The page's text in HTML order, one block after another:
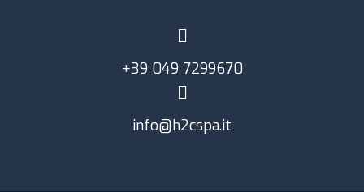
+39 049 7299670
info@h2cspa.it